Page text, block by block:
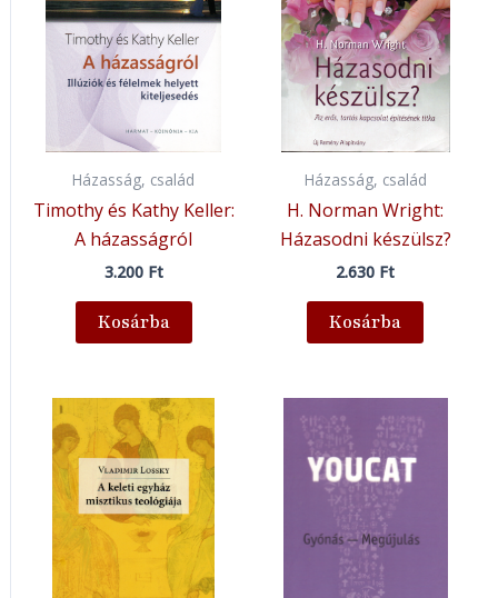
Házasság, család
Timothy és Kathy Keller:
A házasságról
3.200 Ft
Kosárba
Házasság, család
H. Norman Wright:
Házasodni készülsz?
2.630 Ft
Kosárba